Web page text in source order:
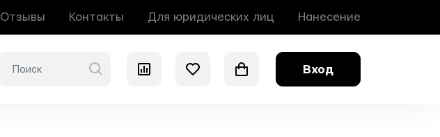
Отзывы Контакты Для юридических лиц Нанесение
0 0 0 Вход